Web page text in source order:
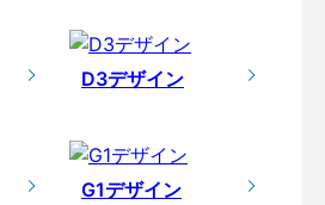
D3デザイン
G1デザイン